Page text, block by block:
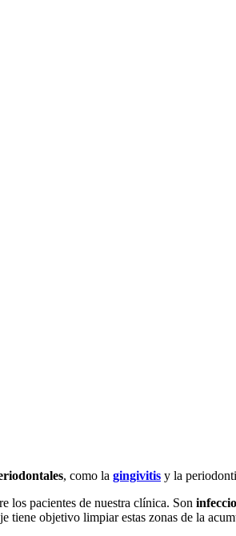
, como la gingivitis y la
los pacientes de nuestra clínica. Son
tiene objetivo limpiar estas zonas de la